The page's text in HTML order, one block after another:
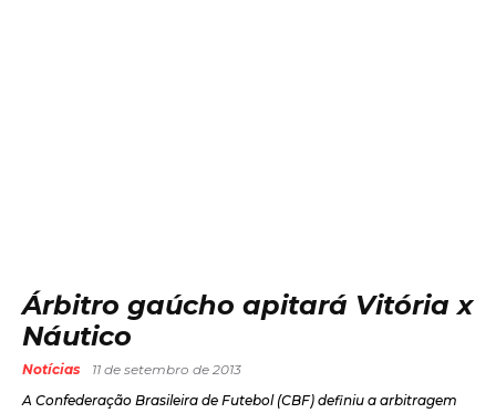
Árbitro gaúcho apitará Vitória x
Náutico
Notícias
11 de setembro de 2013
A Confederação Brasileira de Futebol (CBF) definiu a arbitragem